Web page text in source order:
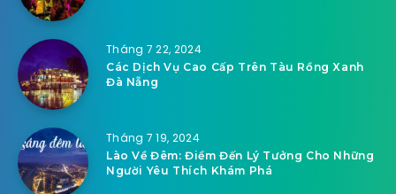
Tháng 7 22, 2024
Các Dịch Vụ Cao Cấp Trên Tàu Rồng Xanh
Đà Nẵng
Tháng 7 19, 2024
Lào Về Đêm: Điểm Đến Lý Tưởng Cho Những
Người Yêu Thích Khám Phá